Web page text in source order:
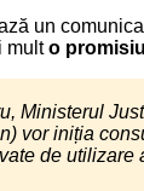
un
multo
Ministerul
vor iniția
de utilizare